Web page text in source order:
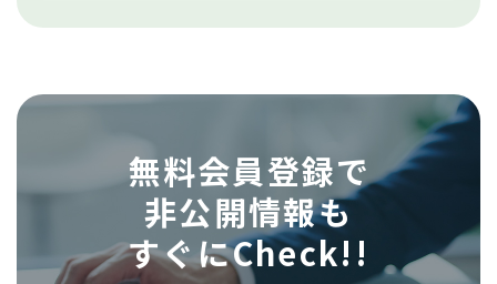
無料会員登録で
非公開情報も
すぐにCheck!!